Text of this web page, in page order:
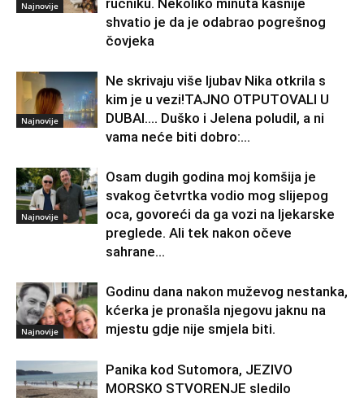
Najnovije
ručniku. Nekoliko minuta kasnije
shvatio je da je odabrao pogrešnog
čovjeka
Najnovije
Ne skrivaju više ljubav Nika otkrila s
kim je u vezi!TAJNO OTPUTOVALI U
DUBAI…. Duško i Jelena poludil, a ni
vama neće biti dobro:...
Najnovije
Osam dugih godina moj komšija je
svakog četvrtka vodio mog slijepog
oca, govoreći da ga vozi na ljekarske
preglede. Ali tek nakon očeve
sahrane...
Najnovije
Godinu dana nakon muževog nestanka,
kćerka je pronašla njegovu jaknu na
mjestu gdje nije smjela biti.
Panika kod Sutomora, JEZIVO
MORSKO STVORENJE sledilo